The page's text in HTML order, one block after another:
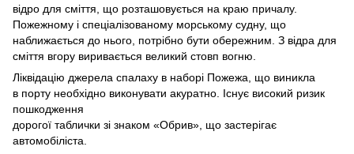
відро для сміття, що розташовується на краю причалу.
Пожежному і спеціалізованому морському судну, що
наближається до нього, потрібно бути обережним. З відра для
сміття вгору виривається великий стовп вогню.
Ліквідацію джерела спалаху в наборі Пожежа, що виникла
в порту необхідно виконувати акуратно. Існує високий ризик
пошкодження
дорогої таблички зі знаком «Обрив», що застерігає
автомобіліста.